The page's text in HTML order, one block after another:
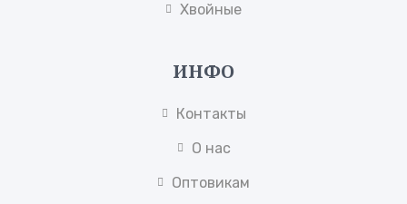
Хвойные
ИНФО
Контакты
О нас
Оптовикам